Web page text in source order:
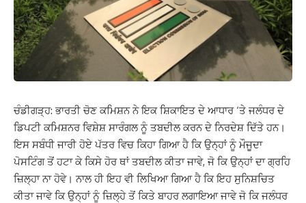
ਚੰਡੀਗੜ੍ਹ: ਭਾਰਤੀ ਚੋਣ ਕਮਿਸ਼ਨ ਨੇ ਇਕ ਸ਼ਿਕਾਇਤ ਦੇ ਆਧਾਰ ‘ਤੇ ਜਲੰਧਰ ਦੇ
ਡਿਪਟੀ ਕਮਿਸ਼ਨਰ ਵਿਸ਼ੇਸ਼ ਸਾਰੰਗਲ ਨੂੰ ਤਬਦੀਲ ਕਰਨ ਦੇ ਨਿਰਦੇਸ਼ ਦਿੱਤੇ ਹਨ।
ਇਸ ਸਬੰਧੀ ਜਾਰੀ ਹੋਏ ਪੱਤਰ ਵਿਚ ਕਿਹਾ ਗਿਆ ਹੈ ਕਿ ਉਨ੍ਹਾਂ ਨੂੰ ਮੌਜੂਦਾ
ਪੋਸਟਿੰਗ ਤੋਂ ਹਟਾ ਕੇ ਕਿਸੇ ਹੋਰ ਥਾਂ ਤਬਦੀਲ ਕੀਤਾ ਜਾਵੇ, ਜੋ ਕਿ ਉਨ੍ਹਾਂ ਦਾ ਗ੍ਰਹਿ
ਜ਼ਿਲ੍ਹਾ ਨਾ ਹੋਵੇ। ਨਾਲ ਹੀ ਇਹ ਵੀ ਲਿਖਿਆ ਗਿਆ ਹੈ ਕਿ ਇਹ ਸੁਨਿਸ਼ਚਿਤ
ਕੀਤਾ ਜਾਵੇ ਕਿ ਉਨ੍ਹਾਂ ਨੂੰ ਜ਼ਿਲ੍ਹੇ ਤੋਂ ਕਿਤੇ ਬਾਹਰ ਲਗਾਇਆ ਜਾਵੇ ਜੋ ਕਿ ਜਲੰਧਰ